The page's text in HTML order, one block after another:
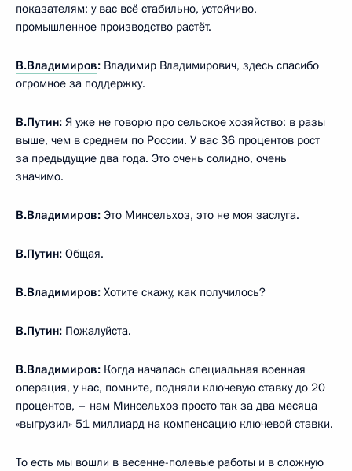
показателям: у вас всё стабильно, устойчиво,
промышленное производство растёт.
В.Владимиров: Владимир Владимирович, здесь спасибо
огромное за поддержку.
В.Путин: Я уже не говорю про сельское хозяйство: в разы
выше, чем в среднем по России. У вас 36 процентов рост
за предыдущие два года. Это очень солидно, очень
значимо.
В.Владимиров: Это Минсельхоз, это не моя заслуга.
В.Путин: Общая.
В.Владимиров: Хотите скажу, как получилось?
В.Путин: Пожалуйста.
В.Владимиров: Когда началась специальная военная
операция, у нас, помните, подняли ключевую ставку до 20
процентов, – нам Минсельхоз просто так за два месяца
«выгрузил» 51 миллиард на компенсацию ключевой ставки.
То есть мы вошли в весенне-полевые работы и в сложную